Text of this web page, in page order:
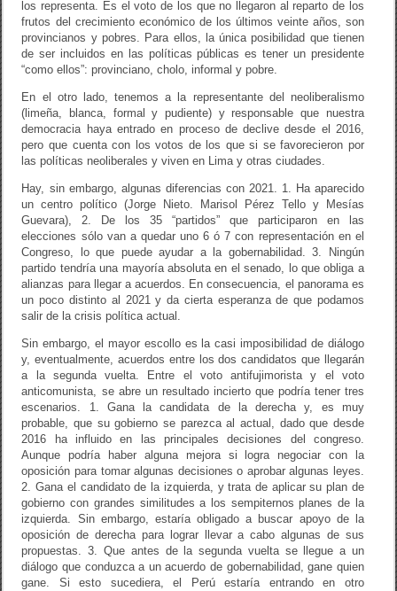
los representa. Es el voto de los que no llegaron al reparto de los
frutos del crecimiento económico de los últimos veinte años, son
provincianos y pobres. Para ellos, la única posibilidad que tienen
de ser incluidos en las políticas públicas es tener un presidente
“como ellos”: provinciano, cholo, informal y pobre.
En el otro lado, tenemos a la representante del neoliberalismo
(limeña, blanca, formal y pudiente) y responsable que nuestra
democracia haya entrado en proceso de declive desde el 2016,
pero que cuenta con los votos de los que si se favorecieron por
las políticas neoliberales y viven en Lima y otras ciudades.
Hay, sin embargo, algunas diferencias con 2021. 1. Ha aparecido
un centro político (Jorge Nieto. Marisol Pérez Tello y Mesías
Guevara), 2. De los 35 “partidos” que participaron en las
elecciones sólo van a quedar uno 6 ó 7 con representación en el
Congreso, lo que puede ayudar a la gobernabilidad. 3. Ningún
partido tendría una mayoría absoluta en el senado, lo que obliga a
alianzas para llegar a acuerdos. En consecuencia, el panorama es
un poco distinto al 2021 y da cierta esperanza de que podamos
salir de la crisis política actual.
Sin embargo, el mayor escollo es la casi imposibilidad de diálogo
y, eventualmente, acuerdos entre los dos candidatos que llegarán
a la segunda vuelta. Entre el voto antifujimorista y el voto
anticomunista, se abre un resultado incierto que podría tener tres
escenarios. 1. Gana la candidata de la derecha y, es muy
probable, que su gobierno se parezca al actual, dado que desde
2016 ha influido en las principales decisiones del congreso.
Aunque podría haber alguna mejora si logra negociar con la
oposición para tomar algunas decisiones o aprobar algunas leyes.
2. Gana el candidato de la izquierda, y trata de aplicar su plan de
gobierno con grandes similitudes a los sempiternos planes de la
izquierda. Sin embargo, estaría obligado a buscar apoyo de la
oposición de derecha para lograr llevar a cabo algunas de sus
propuestas. 3. Que antes de la segunda vuelta se llegue a un
diálogo que conduzca a un acuerdo de gobernabilidad, gane quien
gane. Si esto sucediera, el Perú estaría entrando en otro